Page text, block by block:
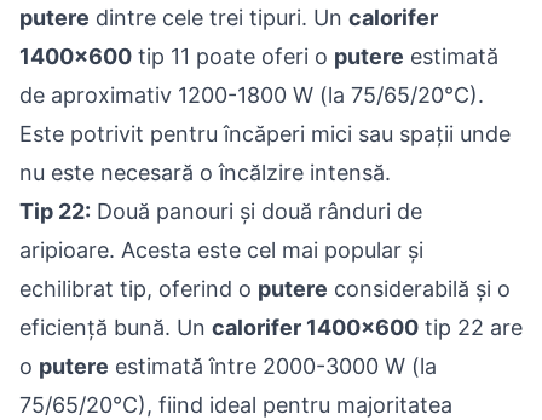
putere dintre cele trei tipuri. Un calorifer
1400x600 tip 11 poate oferi o putere estimată
de aproximativ 1200-1800 W (la 75/65/20°C).
Este potrivit pentru încăperi mici sau spații unde
nu este necesară o încălzire intensă.
Tip 22: Două panouri și două rânduri de
aripioare. Acesta este cel mai popular și
echilibrat tip, oferind o putere considerabilă și o
eficiență bună. Un calorifer 1400x600 tip 22 are
o putere estimată între 2000-3000 W (la
75/65/20°C), fiind ideal pentru majoritatea